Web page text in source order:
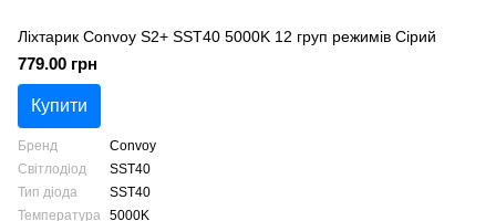
Ліхтарик Convoy S2+ SST40 5000K 12 груп режимів Сірий
779.00 грн
Купити
Бренд
Convoy
Світлодіод
SST40
Тип діода
SST40
Температура 5000K